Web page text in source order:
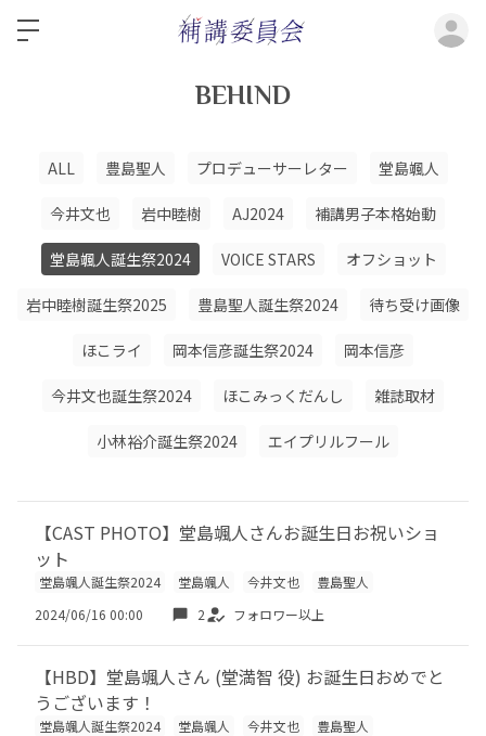
BEHIND
ALL 豊島聖人 プロデューサーレター 堂島颯人
今井文也 岩中睦樹 AJ2024 補講男子本格始動
堂島颯人誕生祭2024 VOICE STARS オフショット
岩中睦樹誕生祭2025 豊島聖人誕生祭2024 待ち受け画像
ほこライ 岡本信彦誕生祭2024 岡本信彦
今井文也誕生祭2024 ほこみっくだんし 雑誌取材
小林裕介誕生祭2024 エイプリルフール
【CAST PHOTO】堂島颯人さんお誕生日お祝いショ
ット
堂島颯人誕生祭2024 堂島颯人 今井文也
豊島聖人
2024/06/16 00:00
2 フォロワー以上
【HBD】堂島颯人さん (堂満智 役) お誕生日おめでと
うございます！
堂島颯人誕生祭2024 堂島颯人 今井文也
豊島聖人